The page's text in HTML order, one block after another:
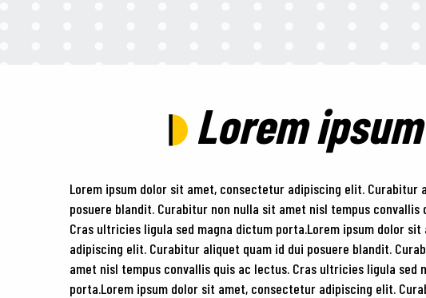
Lorem ipsum
Lorem ipsum dolor sit amet, consectetur adipiscing elit. Curabitur
posuere blandit. Curabitur non nulla sit amet nisl tempus convallis
Cras ultricies ligula sed magna dictum porta.Lorem ipsum dolor
adipiscing elit. Curabitur aliquet quam id dui posuere blandit.
amet nisl tempus convallis quis ac lectus. Cras ultricies ligula sed
porta.Lorem ipsum dolor sit amet, consectetur adipiscing elit.